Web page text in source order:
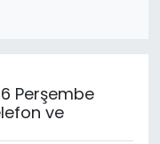
Perşembe
ve